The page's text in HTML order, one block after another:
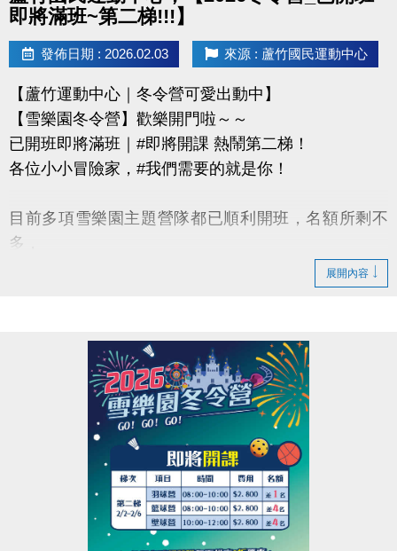
即將滿班~第二梯!!!】
發佈日期 : 2026.02.03 來源 : 蘆竹國民運動中心
【蘆竹運動中心｜冬令營可愛出動中】
【雪樂園冬令營】歡樂開門啦～～
已開班即將滿班｜#即將開課 熱鬧第二梯！
各位小小冒險家，#我們需要的就是你！
目前多項雪樂園主題營隊都已順利開班，名額所剩不
多，
還有部分課程即將開課，只差幾位小小探險家就能啟
留下最歡樂、最難忘的冬日回憶吧～
【加碼優惠】
凡報名球類營隊任兩梯享9折優惠，三梯享88折優惠!!
【報名資訊】開課前皆可報名，把握最後機會！
-洽詢專線：03-2639066 #115、116
-官網 :
展開內容